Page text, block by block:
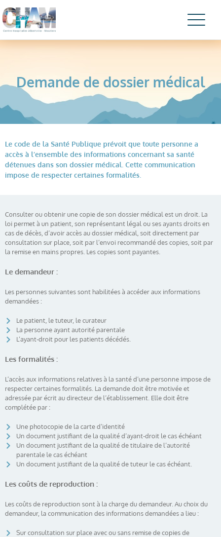
Demande de dossier médical
Le code de la Santé Publique prévoit que toute personne a
accès à l’ensemble des informations concernant sa santé
détenues dans son dossier médical. Cette communication
impose de respecter certaines formalités.
Consulter ou obtenir une copie de son dossier médical est un droit. La
loi permet à un patient, son représentant légal ou ses ayants droits en
cas de décès, d’avoir accès au dossier médical, soit directement par
consultation sur place, soit par l’envoi recommandé des copies, soit par
la remise en mains propres. Les copies sont payantes.
Le demandeur :
Les personnes suivantes sont habilitées à accéder aux informations
demandées :
Le patient, le tuteur, le curateur
La personne ayant autorité parentale
L’ayant-droit pour les patients décédés.
Les formalités :
L’accès aux informations relatives à la santé d’une personne impose de
respecter certaines formalités. La demande doit être motivée et
adressée par écrit au directeur de l’établissement. Elle doit être
complétée par :
Une photocopie de la carte d’identité
Un document justifiant de la qualité d’ayant-droit le cas échéant
Un document justifiant de la qualité de titulaire de l’autorité
parentale le cas échéant
Un document justifiant de la qualité de tuteur le cas échéant.
Les coûts de reproduction :
Les coûts de reproduction sont à la charge du demandeur. Au choix du
demandeur, la communication des informations demandées a lieu :
Sur consultation sur place avec ou sans remise de copies de